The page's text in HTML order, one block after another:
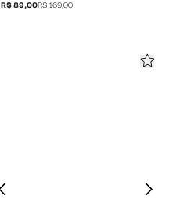
R$ 89,00R$ 169,00